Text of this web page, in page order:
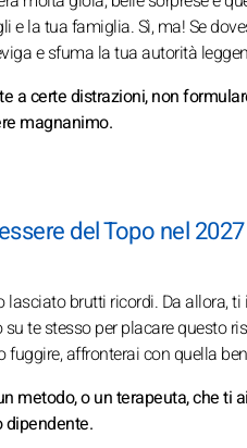
e la tua famiglia. Sì, ma! Se
e sfuma la tua autorità
a certe distrazioni, non
magnanimo.
del Topo nel 2027
lasciato brutti ricordi. Da allora,
te stesso per placare questo
affronterai con quella
metodo, o un terapeuta, che ti
dipendente.